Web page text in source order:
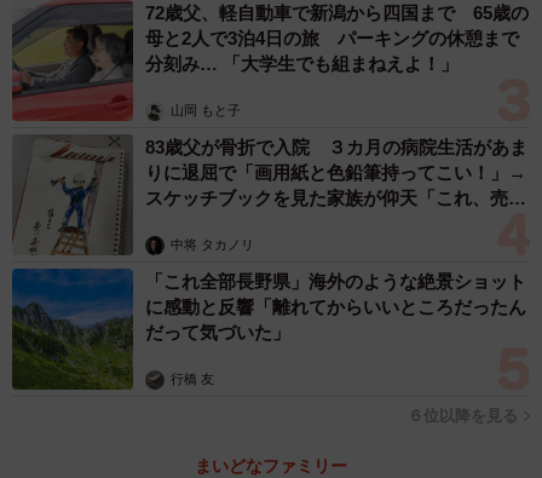
72歳父、軽自動車で新潟から四国まで 65歳の
母と2人で3泊4日の旅 パーキングの休憩まで
分刻み… 「大学生でも組まねえよ！」
山岡 もと子
83歳父が骨折で入院 ３カ月の病院生活があま
りに退屈で「画用紙と色鉛筆持ってこい！」→
スケッチブックを見た家族が仰天「これ、売れ
中将 タカノリ
「これ全部長野県」海外のような絶景ショット
に感動と反響「離れてからいいところだったん
だって気づいた」
行橋 友
６位以降を見る
まいどなファミリー